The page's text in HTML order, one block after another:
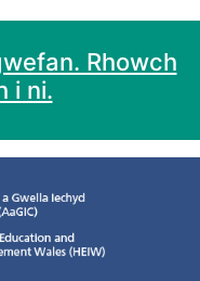
Rhowch
i ni.